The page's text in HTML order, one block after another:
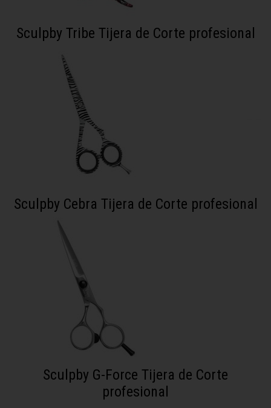
Sculpby Tribe Tijera de Corte profesional
Sculpby Cebra Tijera de Corte profesional
Sculpby G-Force Tijera de Corte
profesional